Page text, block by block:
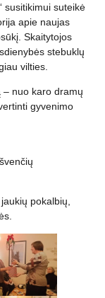
susitikimui suteikė
apie naujas
Skaitytojos
stebuklų
vilties.
– nuo karo dramų
gyvenimo
pokalbių,